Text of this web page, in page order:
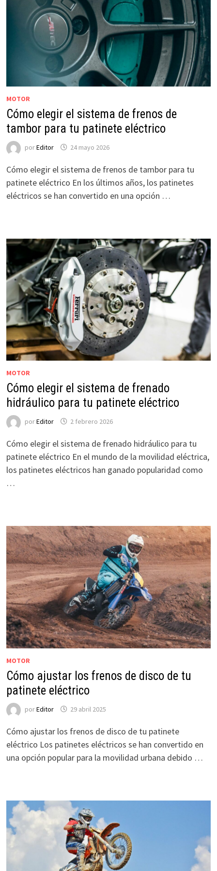
MOTOR
Cómo elegir el sistema de frenos de
tambor para tu patinete eléctrico
porEditor 24 mayo 2026
Cómo elegir el sistema de frenos de tambor para tu
patinete eléctrico En los últimos años, los patinetes
eléctricos se han convertido en una opción …
MOTOR
Cómo elegir el sistema de frenado
hidráulico para tu patinete eléctrico
porEditor 2 febrero 2026
Cómo elegir el sistema de frenado hidráulico para tu
patinete eléctrico En el mundo de la movilidad eléctrica,
los patinetes eléctricos han ganado popularidad como
…
MOTOR
Cómo ajustar los frenos de disco de tu
patinete eléctrico
porEditor 29 abril 2025
Cómo ajustar los frenos de disco de tu patinete
eléctrico Los patinetes eléctricos se han convertido en
una opción popular para la movilidad urbana debido …